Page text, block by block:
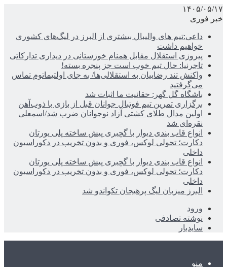
۱۴۰۵/۰۵/۱۷
خبر فوری
داعی:تیم های والیبال بیشتری از البرز در لیگ‌های کشوری
خواهیم داشت
پیروزی استقلال مقابل همنام خوزستانی در دیداری تدارکاتی
تاجرنیا: حال تیم خوب است جز پنجره بسته!
واکنش تند رضاییان به استقلالی‌ها/ به جای اولتیماتوم تماس
می‌گرفتید
باشگاه گل گهر: حقانیت ما اثبات شد
برگزاری تمرین تیم فوتبال جوانان قبل از بازی با ذوب‌آهن
اولین مدال طلای کشتی آزاد نوجوانان ضرب شد/اسمعلی
نقره‌ای شد
انواع قاب بندی دیوار با گچبری پیش ساخته پلی یورتان
دکارت؛ تحولی لوکس، فوری و بدون تخریب در دکوراسیون
داخلی
انواع قاب بندی دیوار با گچبری پیش ساخته پلی یورتان
دکارت؛ تحولی لوکس، فوری و بدون تخریب در دکوراسیون
داخلی
البرز میزبان لیگ پرهیجان تکواندو شد
ورود
نوشته تصادفی
سایدبار
منو